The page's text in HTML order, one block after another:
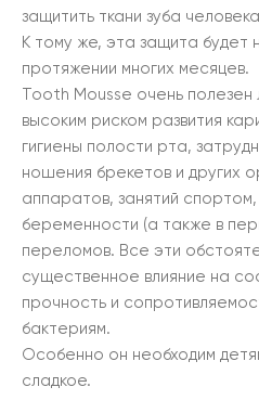
защитить ткани зуба
К тому же, эта защита будет
протяжении многих месяцев.
Tooth Mousse очень полезен
высоким риском развития
гигиены полости рта,
ношения брекетов и других
аппаратов, занятий спортом,
беременности (а также в
переломов. Все эти
существенное влияние на
прочность и
бактериям.
Особенно он необходим
сладкое.